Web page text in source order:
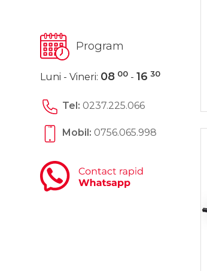
Program
Luni - Vineri: 08 00 -16 30
Tel: 0237.225.066
Mobil: 0756.065.998